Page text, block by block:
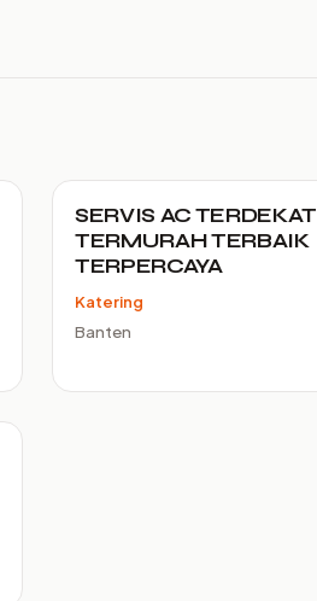
SERVIS AC TERDEKAT
TERMURAH TERBAIK
TERPERCAYA
Katering
Banten